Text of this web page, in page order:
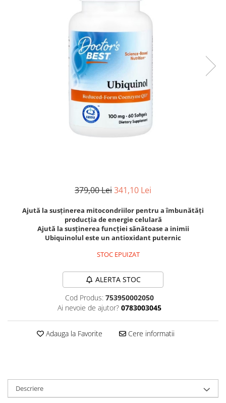
Quicksilver Scientific
Sanct Bernhard
Vital Nutrients
Nutricost
379,00 Lei341,10 Lei
Ajută la susținerea mitocondriilor pentru a îmbunătăți
producția de energie celulară
Ajută la susținerea funcției sănătoase a inimii
Ubiquinolul este un antioxidant puternic
STOC EPUIZAT
ALERTA STOC
Cod Produs: 753950002050
Ai nevoie de ajutor? 0783003045
Adauga la Favorite Cere informatii
Descriere